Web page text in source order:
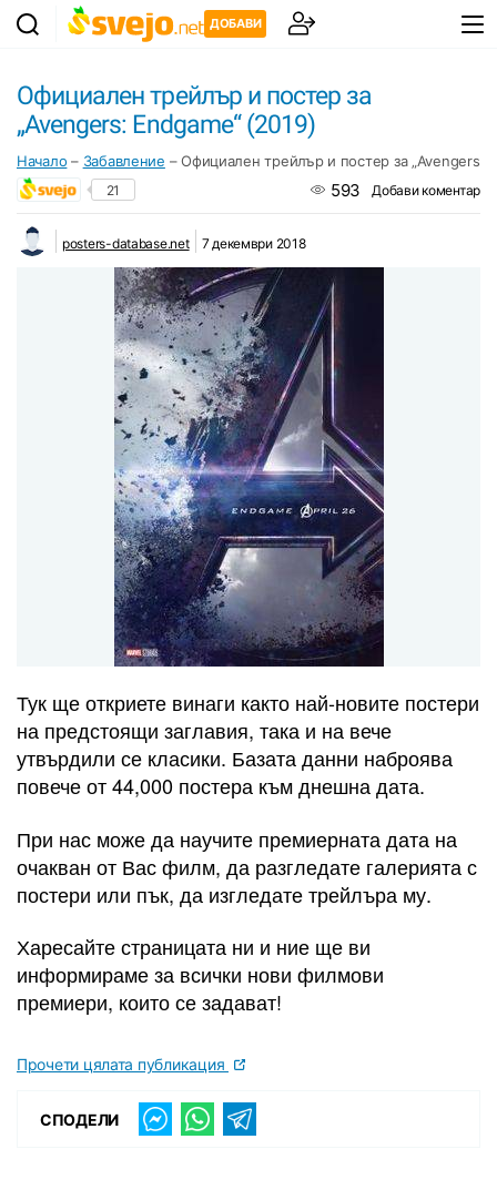
ДОБАВИ
Официален трейлър и постер за
„Avengers: Endgame“ (2019)
Начало – Забавление –Официален трейлър и постер за „Avengers:
21 593 Добави коментар
posters-database.net 7 декември 2018
Тук ще откриете винаги както най-новите постери
на предстоящи заглавия, така и на вече
утвърдили се класики. Базата данни наброява
повече от 44,000 постера към днешна дата.
При нас може да научите премиерната дата на
очакван от Вас филм, да разгледате галерията с
постери или пък, да изгледате трейлъра му.
Харесайте страницата ни и ние ще ви
информираме за всички нови филмови
премиери, които се задават!
Прочети цялата публикация
СПОДЕЛИ